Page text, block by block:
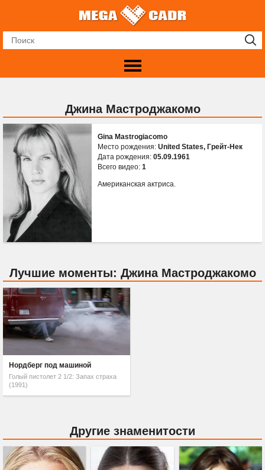
Джина Мастроджакомо
Gina Mastrogiacomo
Место рождения: United States, Грейт-Нек
Дата рождения: 05.09.1961
Всего видео: 1
Американская актриса.
Лучшие моменты: Джина Мастроджакомо
Нордберг под машиной
Голый пистолет 2 1/2: Запах страха
(1991)
Другие знаменитости